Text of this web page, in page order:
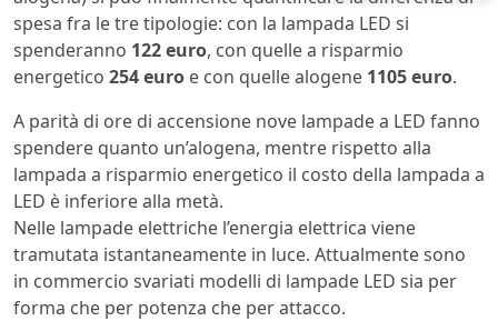
spesa fra le tre tipologie: con la lampada LED si
spenderanno 122 euro, con quelle a risparmio
energetico 254 euro e con quelle alogene 1105 euro.
A parità di ore di accensione nove lampade a LED fanno
spendere quanto un’alogena, mentre rispetto alla
lampada a risparmio energetico il costo della lampada a
LED è inferiore alla metà.
Nelle lampade elettriche l’energia elettrica viene
tramutata istantaneamente in luce. Attualmente sono
in commercio svariati modelli di lampade LED sia per
forma che per potenza che per attacco.